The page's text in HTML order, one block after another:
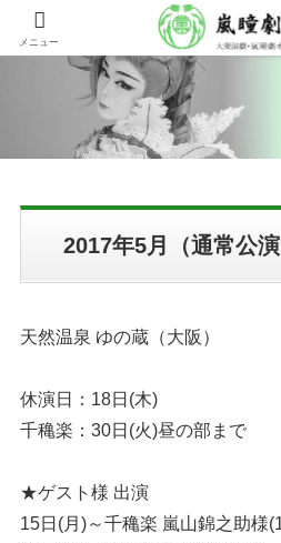
2017年5月（通常公演
天然温泉 ゆの蔵（大阪）
休演日：18日(木)
千穐楽：30日(火)昼の部まで
★ゲスト様 出演
15日(月)～千穐楽 嵐山錦之助様
メニュー